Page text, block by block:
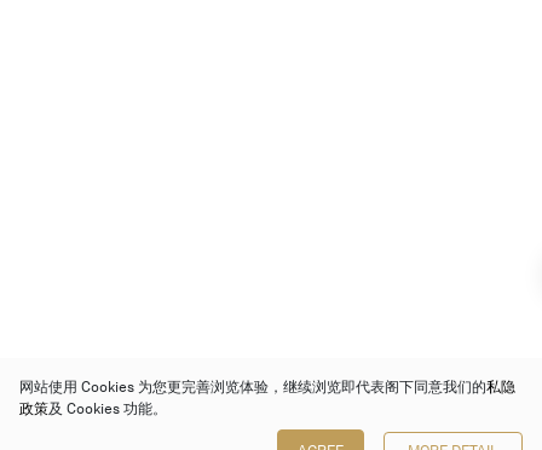
网站使用 Cookies 为您更完善浏览体验，继续浏览即代表阁下同意我们的私隐
政策及 Cookies 功能。